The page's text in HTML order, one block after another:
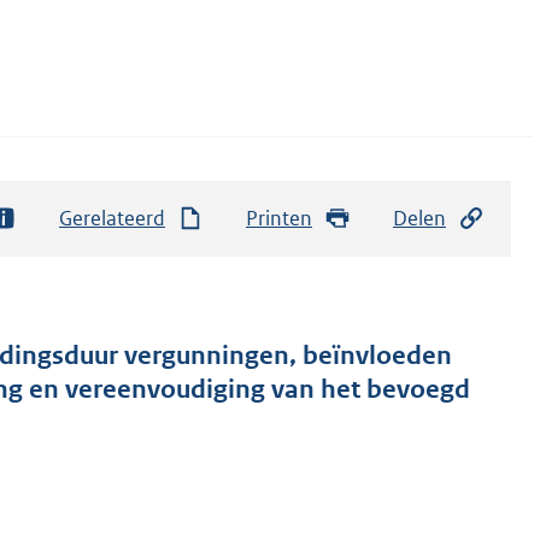
Gerelateerd Printen Delen
vergunningen, beïnvloeden
en vereenvoudiging van het bevoegd